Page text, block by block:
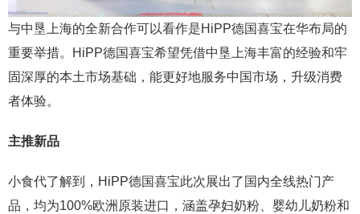
与中垦上海的全新合作可以看作是HiPP德国喜宝在华布局的
重要举措。HiPP德国喜宝希望凭借中垦上海丰富的经验和牢
固深厚的本土市场基础，能更好地服务中国市场，升级消费
者体验。
主推新品
小食代了解到，HiPP德国喜宝此次展出了国内全线热门产
品，均为100%欧洲原装进口，涵盖孕妇奶粉、婴幼儿奶粉和